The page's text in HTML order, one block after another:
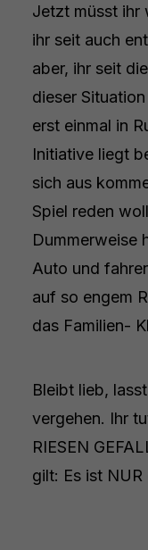
Jetzt müsst ihr
ihr seit auch
aber, ihr seit
dieser
erst einmal in
Initiative liegt
sich aus
Spiel reden
Dummerweise
Auto und
auf so engem
das Familien-
Bleibt lieb,
vergehen. Ihr
RIESEN
gilt: Es ist NUR